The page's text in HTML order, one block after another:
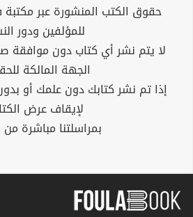
حقوق الكتب المنشورة عبر
للمؤلفين ودور
لا يتم نشر أي كتاب دون موافقة
الجهة المالكة
إذا تم نشر كتابك دون علمك أو
لإيقاف عرض
بمراسلتنا مباشرة من